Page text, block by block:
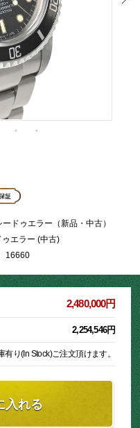
ドゥエラー（新品・中古）
ゥエラー (中古)
16660
2,480,000円
2,254,546円
有り(In Stock)ご注文頂けます。
入れる